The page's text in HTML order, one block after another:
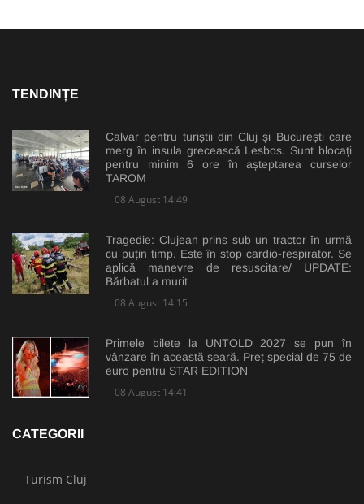
TENDINȚE
Calvar pentru turiștii din Cluj și București care
merg în insula grecească Lesbos. Sunt blocați
pentru minim 6 ore în așteptarea curselor
TAROM
08 August 14:49
Tragedie: Clujean prins sub un tractor în urmă
cu puțin timp. Este în stop cardio-respirator. Se
aplică manevre de resuscitare/ UPDATE:
Bărbatul a murit
08 August 14:15
Primele bilete la UNTOLD 2027 se pun în
vânzare în această seară. Preț special de 75 de
euro pentru STAR EDITION
08 August 14:41
CATEGORII
Turism Cluj